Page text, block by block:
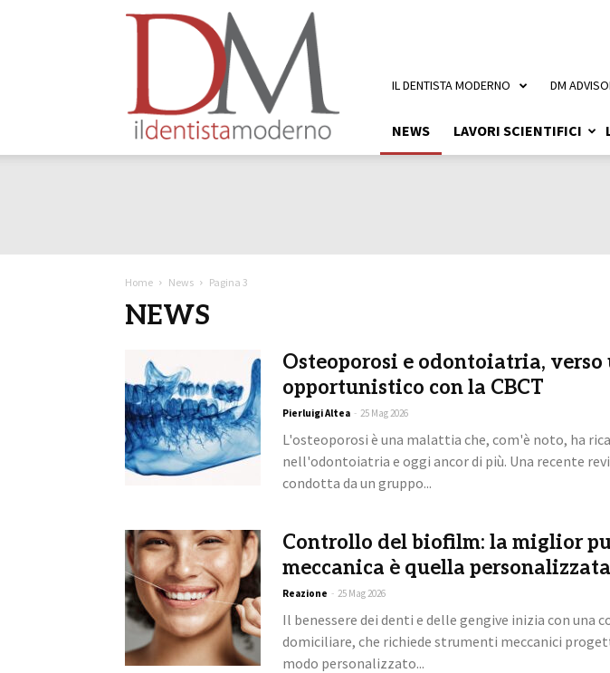
NEWS LAVORI SCIENTIFICI
IL DENTISTA MODERNO DM
Home News Pagina 3
NEWS
Osteoporosi e odontoiatria, verso
opportunistico con la CBCT
Pierluigi Altea - 25 Mag 2026
L'osteoporosi è una malattia che, com'è noto, ha
nell'odontoiatria e oggi ancor di più. Una recente
condotta da un gruppo...
Controllo del biofilm: la miglior
meccanica è quella personalizzata
Reazione - 25 Mag 2026
Il benessere dei denti e delle gengive inizia con una
domiciliare, che richiede strumenti meccanici
modo personalizzato...